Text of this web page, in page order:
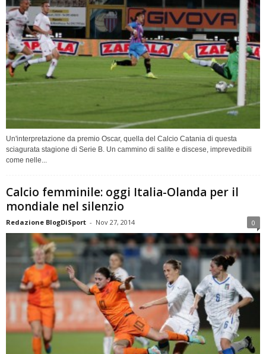
Un'interpretazione da premio Oscar, quella del Calcio Catania di questa
sciagurata stagione di Serie B. Un cammino di salite e discese, imprevedibili
come nelle...
Calcio femminile: oggi Italia-Olanda per il
mondiale nel silenzio
Redazione BlogDiSport - Nov 27, 2014 0